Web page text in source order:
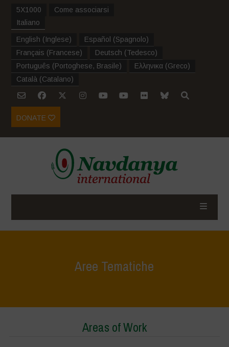
5X1000
Come associarsi
Italiano
English (Inglese) Español (Spagnolo)
Français (Francese) Deutsch (Tedesco)
Português (Portoghese, Brasile) Ελληνικα (Greco)
Català (Catalano)
DONATE
Aree Tematiche
Areas of Work